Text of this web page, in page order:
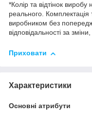
*Колір та відтінок
реального.
виробником без
відповідальності за
Приховати
Характеристики
Основні атрибути